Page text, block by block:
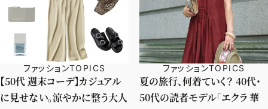
ファッションTOPICS
【50代 週末コーデ】カジュアル
に見せない。涼やかに整う大人
ファッションTOPICS
夏の旅行、何着ていく？ 40代・
50代の読者モデル「エクラ 華